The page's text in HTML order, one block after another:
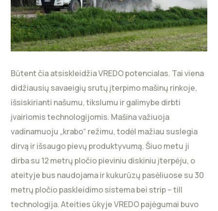
Būtent čia atsiskleidžia VREDO potencialas. Tai viena
didžiausių savaeigių srutų įterpimo mašinų rinkoje,
išsiskirianti našumu, tikslumu ir galimybe dirbti
įvairiomis technologijomis. Mašina važiuoja
vadinamuoju „krabo“ režimu, todėl mažiau suslegia
dirvą ir išsaugo pievų produktyvumą. Šiuo metu ji
dirba su 12 metrų pločio pieviniu diskiniu įterpėju, o
ateityje bus naudojama ir kukurūzų pasėliuose su 30
metrų pločio paskleidimo sistema bei strip – till
technologija. Ateities ūkyje VREDO pajėgumai buvo